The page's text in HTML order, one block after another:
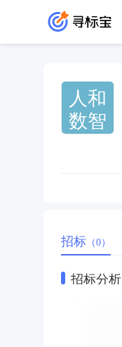
人和
数智
招标 （0）
招标分析